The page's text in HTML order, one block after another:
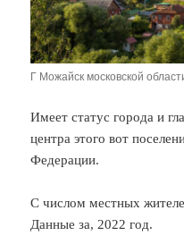
Г Можайск московской
Имеет статус города и
центра этого вот
Федерации.
С числом местных
Данные за, 2022 год.